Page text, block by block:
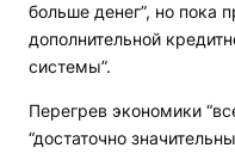
больше денег”, но пока
дополнительной
системы”.
Перегрев экономики
“достаточно